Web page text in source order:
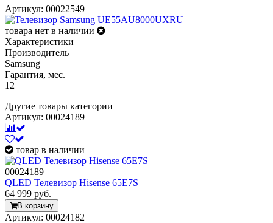
Артикул: 00022549
товара нет в наличии
Характеристики
Производитель
Samsung
Гарантия, мес.
12
Другие товары категории
Артикул: 00024189
товар в наличии
00024189
QLED Телевизор Hisense 65E7S
64 999 руб.
В корзину
Артикул: 00024182